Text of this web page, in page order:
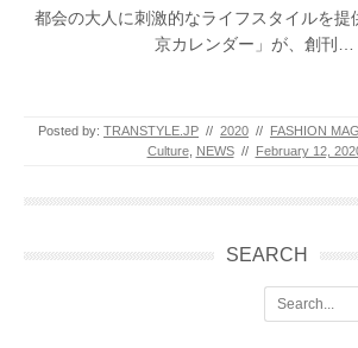
都会の大人に刺激的なライフスタイルを提
京カレンダー」が、創刊…
Posted by: TRANSTYLE.JP // 2020 // FASHION
Culture, NEWS // February 12,
SEARCH
Search